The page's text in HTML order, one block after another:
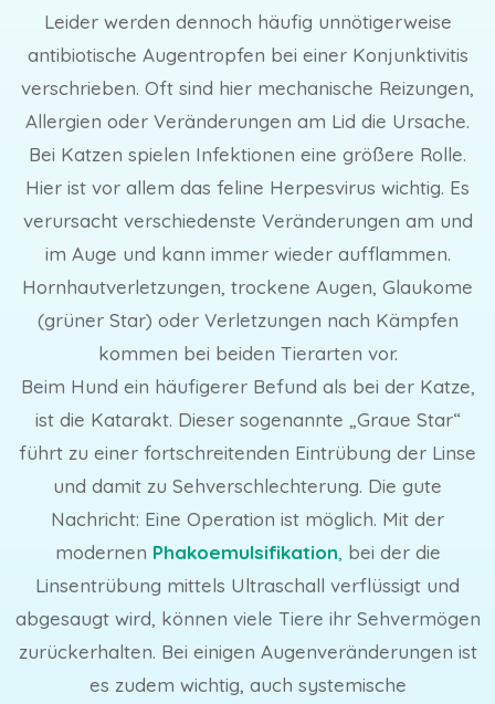
Leider werden dennoch häufig unnötigerweise
antibiotische Augentropfen bei einer Konjunktivitis
verschrieben. Oft sind hier mechanische Reizungen,
Allergien oder Veränderungen am Lid die Ursache.
Bei Katzen spielen Infektionen eine größere Rolle.
Hier ist vor allem das feline Herpesvirus wichtig. Es
verursacht verschiedenste Veränderungen am und
im Auge und kann immer wieder aufflammen.
Hornhautverletzungen, trockene Augen, Glaukome
(grüner Star) oder Verletzungen nach Kämpfen
kommen bei beiden Tierarten vor.
Beim Hund ein häufigerer Befund als bei der Katze,
ist die Katarakt. Dieser sogenannte „Graue Star“
führt zu einer fortschreitenden Eintrübung der Linse
und damit zu Sehverschlechterung. Die gute
Nachricht: Eine Operation ist möglich. Mit der
modernen Phakoemulsifikation, bei der die
Linsentrübung mittels Ultraschall verflüssigt und
abgesaugt wird, können viele Tiere ihr Sehvermögen
zurückerhalten. Bei einigen Augenveränderungen ist
es zudem wichtig, auch systemische